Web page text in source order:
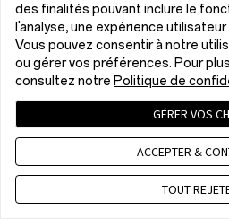
des finalités pouvant inclure le
l'analyse, une expérience
Vous pouvez consentir à notre
ou gérer vos préférences. Pour
consultez notre Politique de
GÉRER VOS
ACCEPTER &
TOUT